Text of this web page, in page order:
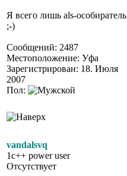
Я всего лишь als-особиратель
;-)
Сообщений: 2487
Местоположение: Уфа
Зарегистрирован: 18. Июля
2007
Пол:
vandalsvq
1c++ power user
Отсутствует